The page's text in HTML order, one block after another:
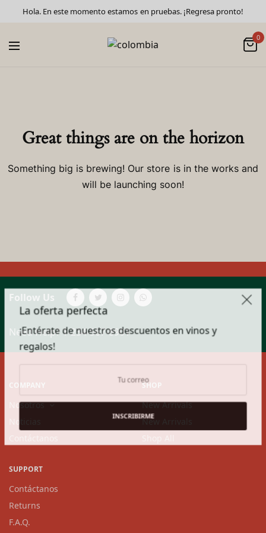
La oferta perfecta
¡Entérate de nuestros descuentos en vinos y
regalos!
INSCRIBIRME
Hola. En este momento estamos en pruebas. ¡Regresa pronto!
0
Great things are on the horizon
Something big is brewing! Our store is in the works and
will be launching soon!
Follow Us
Need Help?1-234-567-8901
COMPANY
Nosotros
SHOP
New Arrivals
New Arrivals
SUPPORT
Contáctanos
Returns
F.A.Q.